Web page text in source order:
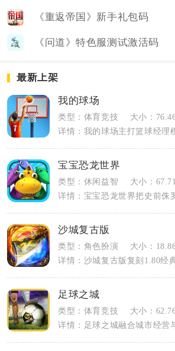
《重返帝国》新手礼包码
《问道》特色服测试激活码
最新上架
我的球场
类型：体育竞技
大小：
宝宝恐龙世界
类型：休闲益智
大小：
沙城复古版
类型：角色扮演
大小：
足球之城
类型：体育竞技
大小：